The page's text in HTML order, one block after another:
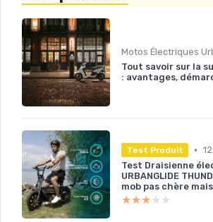
Tout savoir sur la
: avantages,
Test Produit •
Test Draisienne
URBANGLIDE
mob pas chère
★★★★★
★★★★★